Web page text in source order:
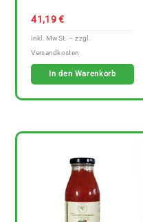
41,19€
In den Warenkorb